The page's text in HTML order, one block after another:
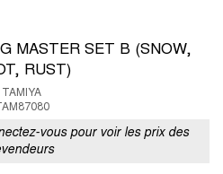
MASTER SET B (SNOW,
RUST)
TAMIYA
TAM87080
vous pour voir les prix des